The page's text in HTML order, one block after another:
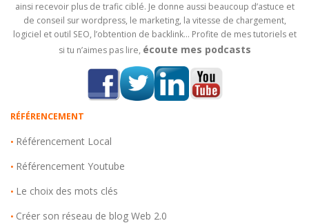
ainsi recevoir plus de trafic ciblé. Je donne aussi beaucoup d’astuce et
de conseil sur wordpress, le marketing, la vitesse de chargement,
logiciel et outil SEO, l’obtention de backlink… Profite de mes tutoriels et
si tu n’aimes pas lire, écoute mes podcasts
RÉFÉRENCEMENT
• Référencement Local
• Référencement Youtube
• Le choix des mots clés
• Créer son réseau de blog Web 2.0